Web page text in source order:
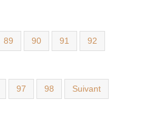
89 90 91 92
97 98 Suivant